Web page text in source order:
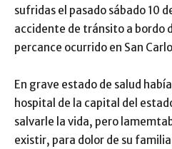
sufridas el pasado sábado 10
accidente de tránsito a bordo
percance ocurrido en San
En grave estado de salud
hospital de la capital del
salvarle la vida, pero
existir, para dolor de su